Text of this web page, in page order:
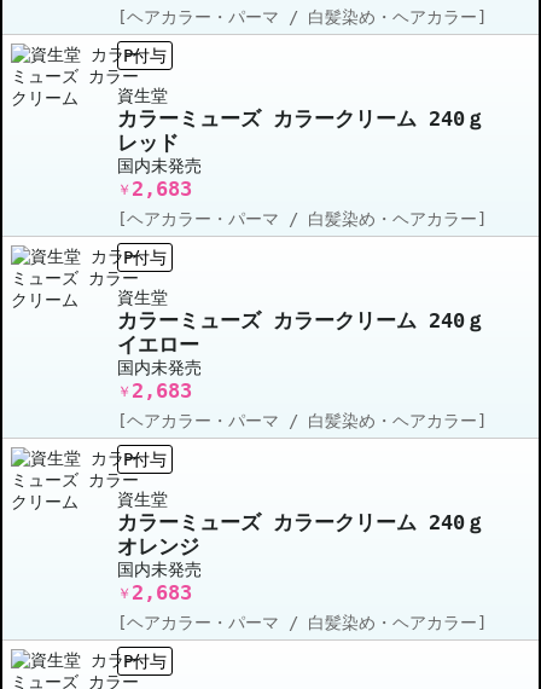
[ヘアカラー・パーマ / 白髪染め・ヘアカラー]
P付与
資生堂
カラーミューズ カラークリーム 240ｇ
レッド
国内未発売
￥ 2,683
[ヘアカラー・パーマ / 白髪染め・ヘアカラー]
P付与
資生堂
カラーミューズ カラークリーム 240ｇ
イエロー
国内未発売
￥ 2,683
[ヘアカラー・パーマ / 白髪染め・ヘアカラー]
P付与
資生堂
カラーミューズ カラークリーム 240ｇ
オレンジ
国内未発売
￥ 2,683
[ヘアカラー・パーマ / 白髪染め・ヘアカラー]
P付与